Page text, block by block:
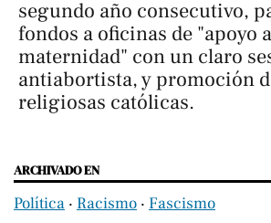
segundo año consecutivo,
fondos a oficinas de "apoyo
maternidad" con un claro
antiabortista, y promoción
religiosas católicas.
ARCHIVADO EN
Política ‧ Racismo ‧ Fascismo